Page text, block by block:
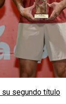
su segundo título